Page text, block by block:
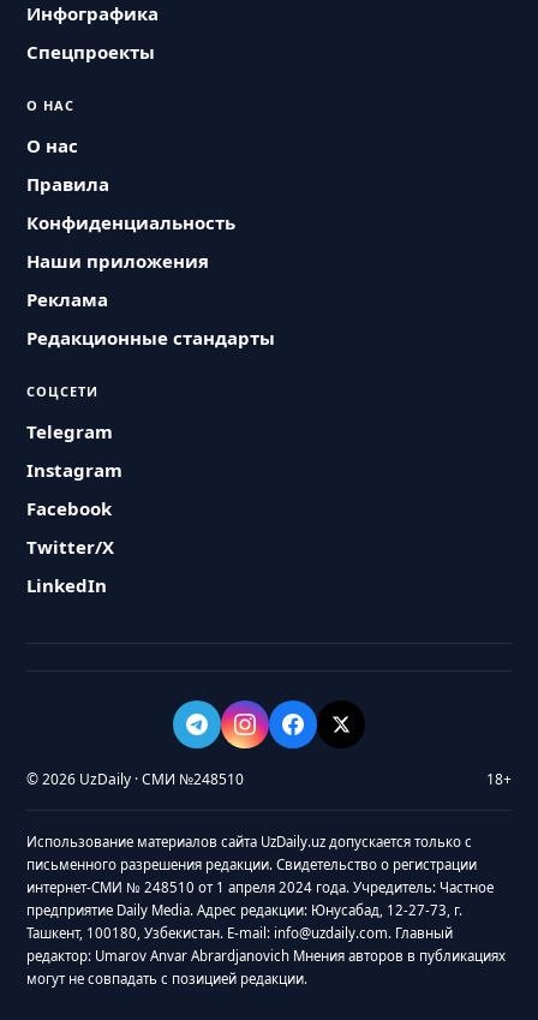
Инфографика
Спецпроекты
О НАС
О нас
Правила
Конфиденциальность
Наши приложения
Реклама
Редакционные стандарты
СОЦСЕТИ
Telegram
Instagram
Facebook
Twitter/X
LinkedIn
© 2026 UzDaily · СМИ №248510 18+
Использование материалов сайта UzDaily.uz допускается только с
письменного разрешения редакции. Свидетельство о регистрации
интернет-СМИ № 248510 от 1 апреля 2024 года. Учредитель: Частное
предприятие Daily Media. Адрес редакции: Юнусабад, 12-27-73, г.
Ташкент, 100180, Узбекистан. E-mail: info@uzdaily.com. Главный
редактор: Umarov Anvar Abrardjanovich Мнения авторов в публикациях
могут не совпадать с позицией редакции.